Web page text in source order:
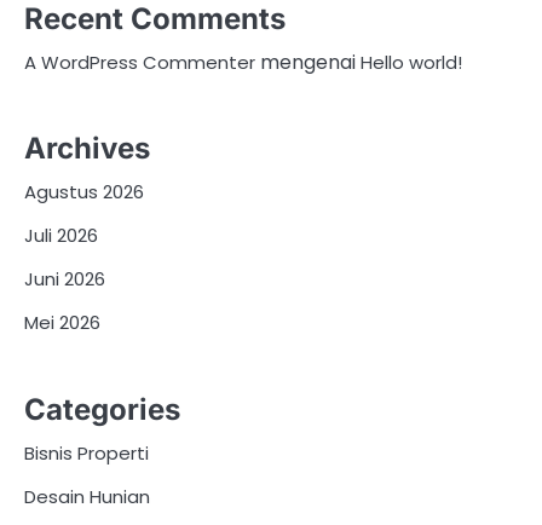
Recent Comments
A WordPress Commenter mengenaiHello world!
Archives
Agustus 2026
Juli 2026
Juni 2026
Mei 2026
Categories
Bisnis Properti
Desain Hunian